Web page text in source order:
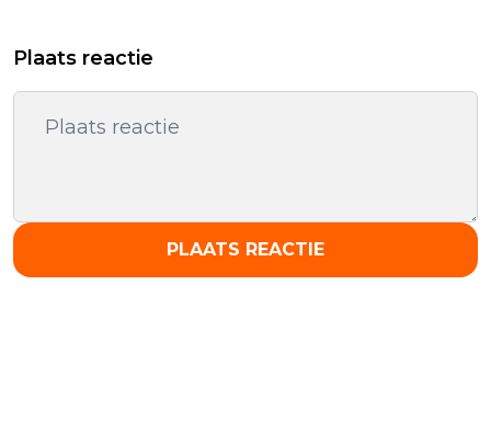
Plaats reactie
PLAATS REACTIE